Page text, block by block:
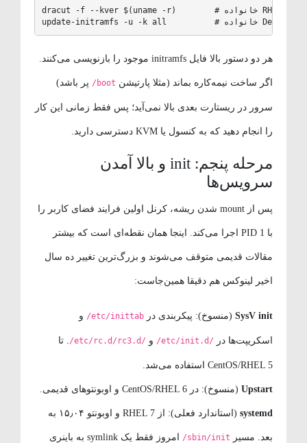
dracut -f --kver $(uname -r)        # خانواده RHEL
هر دو دستور بالا فایل initramfs موجود را بازنویسی می‌کنند.
اگر ساخت نیمه‌کاره بماند (مثلا پارتیشن /boot پر باشد)
سرور در ریستارت بعدی بالا نمی‌آید؛ پس فقط زمانی این کار
را انجام دهید که به کنسول یا KVM دسترسی دارید.
مرحله پنجم: init و بالا آمدن
سرویس‌ها
پس از mount شدن ریشه، کرنل اولین فرایند فضای کاربر را
با PID 1 اجرا می‌کند. اینجا همان نقطه‌ای است که بیشتر
مقالات قدیمی متوقف می‌شوند و بزرگ‌ترین تغییر ده سال
اخیر لینوکس هم دقیقا همین‌جاست:
SysV init (منسوخ): پیکربندی در /etc/inittab و
اسکریپت‌ها در /etc/init.d/ و /etc/rc.d/rc3.d/ . تا
CentOS/RHEL 5 استفاده می‌شد.
Upstart (منسوخ): در CentOS/RHEL 6 و اوبونتوهای قدیمی.
systemd (استاندارد فعلی): از RHEL 7 و اوبونتو ۱۵٫۰۴ به
بعد. مسیر /sbin/init امروز فقط یک symlink به باینری